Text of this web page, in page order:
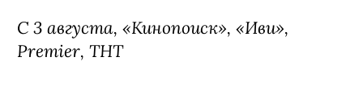
С 3 августа, «Кинопоиск», «Иви»,
Premier, ТНТ